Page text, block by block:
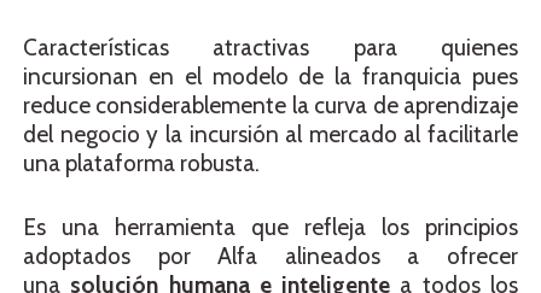
Características atractivas para quienes
incursionan en el modelo de la franquicia pues
reduce considerablemente la curva de aprendizaje
del negocio y la incursión al mercado al facilitarle
una plataforma robusta.
Es una herramienta que refleja los principios
adoptados por Alfa alineados a ofrecer
una solución humana e inteligente a todos los